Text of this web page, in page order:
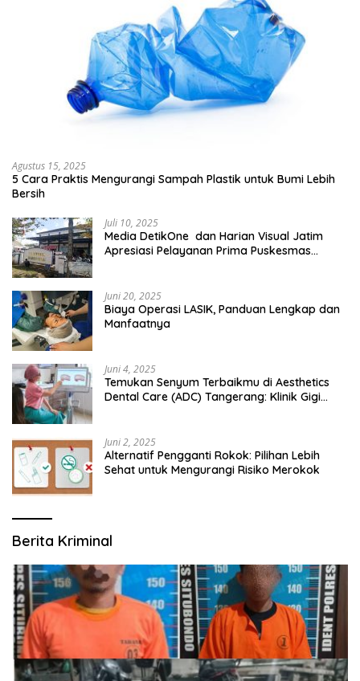
Agustus 15, 2025
5 Cara Praktis Mengurangi Sampah Plastik untuk Bumi Lebih
Bersih
Juli 10, 2025
Media DetikOne dan Harian Visual Jatim
Apresiasi Pelayanan Prima Puskesmas
Juni 20, 2025
Biaya Operasi LASIK, Panduan Lengkap dan
Manfaatnya
Juni 4, 2025
Temukan Senyum Terbaikmu di Aesthetics
Dental Care (ADC) Tangerang: Klinik Gigi
Juni 2, 2025
Alternatif Pengganti Rokok: Pilihan Lebih
Sehat untuk Mengurangi Risiko Merokok
Berita Kriminal